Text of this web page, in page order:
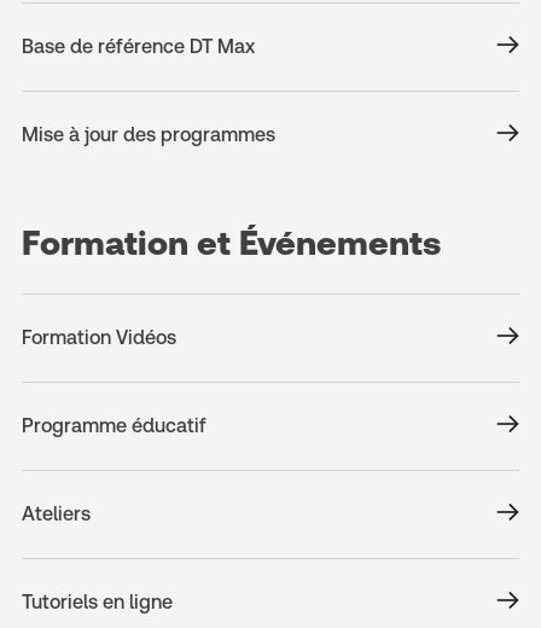
Base de référence DT Max
Mise à jour des programmes
Formation et Événements
Formation Vidéos
Programme éducatif
Ateliers
Tutoriels en ligne